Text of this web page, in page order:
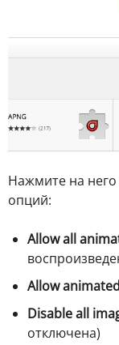
Нажмите на него
опций:
Allow all
Allow
Disable all
отключена)